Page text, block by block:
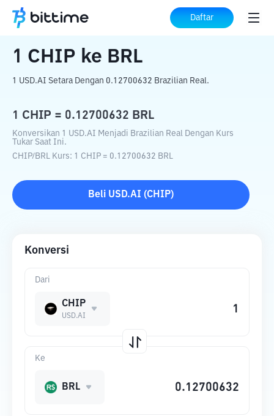
Daftar
Beranda Konverter Kripto ke BRL
1 CHIP ke BRL
1 USD.AI Setara Dengan 0.12700632 Brazilian Real.
1 CHIP = 0.12700632 BRL
Konversikan 1 USD.AI Menjadi Brazilian Real Dengan Kurs
Tukar Saat Ini.
CHIP/BRL Kurs: 1 CHIP = 0.12700632 BRL
Beli USD.AI (CHIP)
Konversi
Dari
CHIP
USD.AI
Ke
BRL